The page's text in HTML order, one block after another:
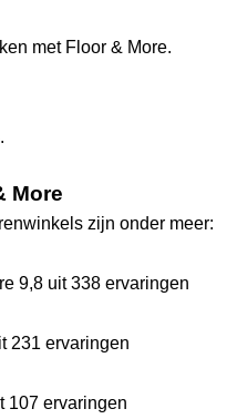
met Floor & More.
More
zijn onder meer:
9,8 uit 338 ervaringen
231 ervaringen
107 ervaringen